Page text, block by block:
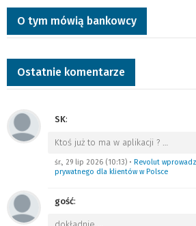
O tym mówią bankowcy
Ostatnie komentarze
SK:
Ktoś już to ma w aplikacji ? …
śr., 29 lip 2026 (10:13) • Revolut
prywatnego dla klientów w Polsce
gość: